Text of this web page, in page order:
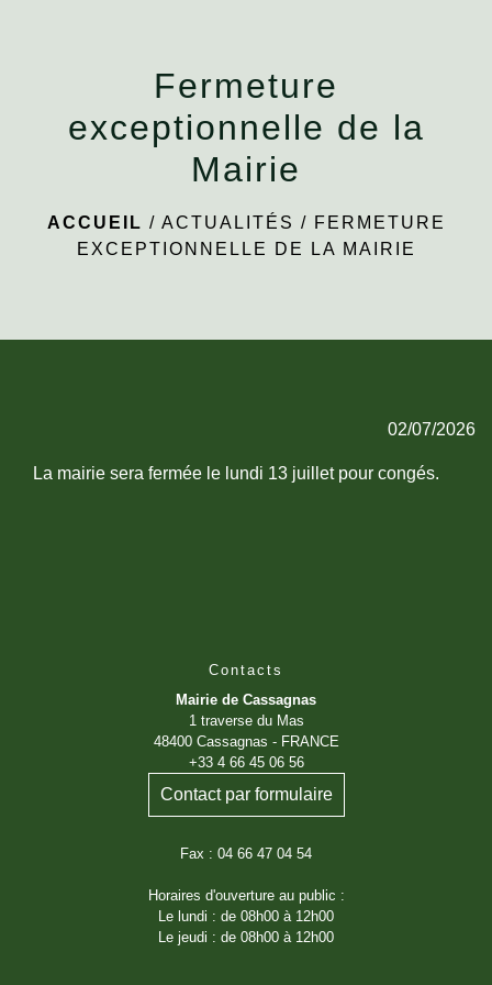
Fermeture
exceptionnelle de la
Mairie
ACCUEIL / ACTUALITÉS / FERMETURE
EXCEPTIONNELLE DE LA MAIRIE
02/07/2026
La mairie sera fermée le lundi 13 juillet pour congés.
Contacts
Mairie de Cassagnas
1 traverse du Mas
48400 Cassagnas - FRANCE
+33 4 66 45 06 56
Contact par formulaire
Fax : 04 66 47 04 54
Horaires d'ouverture au public :
Le lundi : de 08h00 à 12h00
Le jeudi : de 08h00 à 12h00